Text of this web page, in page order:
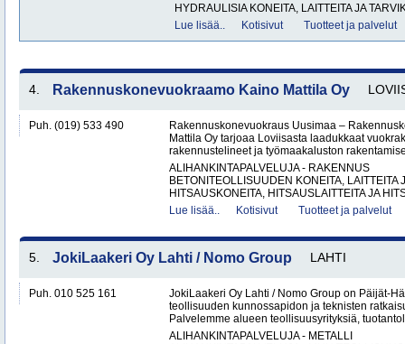
HYDRAULISIA KONEITA, LAITTEITA JA
Lue lisää..
Kotisivut Tuotteet ja palvelut
4. Rakennuskonevuokraamo Kaino Mattila Oy
Puh. (019) 533 490
Rakennuskonevuokraus Uusimaa –
Mattila Oy tarjoaa Loviisasta laadukkaat
rakennustelineet ja työmaakaluston
ALIHANKINTAPALVELUJA - RAKENNUS
BETONITEOLLISUUDEN KONEITA, LAITTEITA
HITSAUSKONEITA, HITSAUSLAITTEITA JA
Lue lisää..
Kotisivut Tuotteet ja palvelut
5. JokiLaakeri Oy Lahti / Nomo Group LAHTI
Puh. 010 525 161
JokiLaakeri Oy Lahti / Nomo Group on Päijät-
teollisuuden kunnossapidon ja teknisten
Palvelemme alueen teollisuusyrityksiä,
ALIHANKINTAPALVELUJA - METALLI